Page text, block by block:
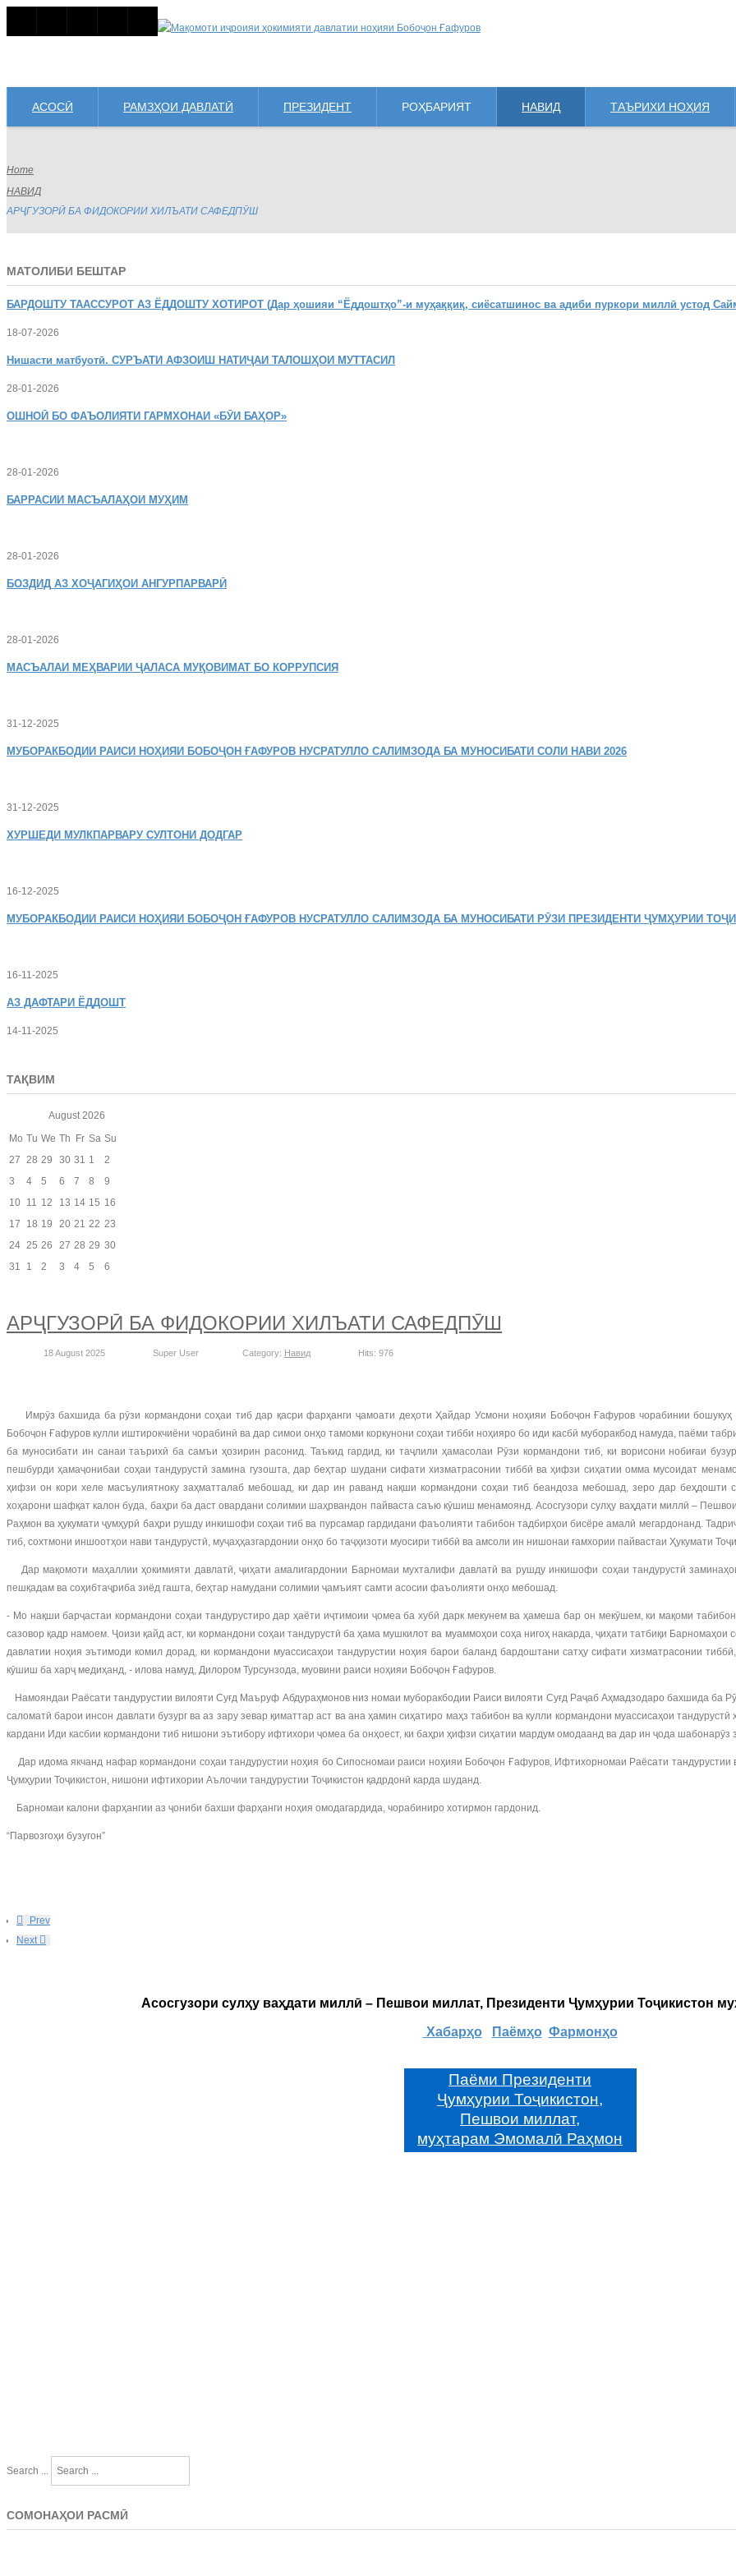
АСОСӢ РАМЗҲОИ ДАВЛАТӢ ПРЕЗИДЕНТ РОҲБАРИЯТ НАВИД ТАЪРИХИ НОҲИЯ
Home
НАВИД
АРҶГУЗОРӢ БА ФИДОКОРИИ ХИЛЪАТИ САФЕДПӮШ
МАТОЛИБИ БЕШТАР
БАРДОШТУ ТААССУРОТ АЗ ЁДДОШТУ ХОТИРОТ (Дар ҳошияи “Ёддоштҳо”-и муҳаққиқ, сиёсатшинос ва адиби пуркори миллӣ устод
18-07-2026
Нишасти матбуотӣ. СУРЪАТИ АФЗОИШ НАТИҶАИ ТАЛОШҲОИ МУТТАСИЛ
28-01-2026
ОШНОӢ БО ФАЪОЛИЯТИ ГАРМХОНАИ «БӮИ БАҲОР»
28-01-2026
БАРРАСИИ МАСЪАЛАҲОИ МУҲИМ
28-01-2026
БОЗДИД АЗ ХОҶАГИҲОИ АНГУРПАРВАРӢ
28-01-2026
МАСЪАЛАИ МЕҲВАРИИ ҶАЛАСА МУҚОВИМАТ БО КОРРУПСИЯ
31-12-2025
МУБОРАКБОДИИ РАИСИ НОҲИЯИ БОБОҶОН ҒАФУРОВ НУСРАТУЛЛО САЛИМЗОДА БА МУНОСИБАТИ СОЛИ НАВИ 2026
31-12-2025
ХУРШЕДИ МУЛКПАРВАРУ СУЛТОНИ ДОДГАР
16-12-2025
МУБОРАКБОДИИ РАИСИ НОҲИЯИ БОБОҶОН ҒАФУРОВ НУСРАТУЛЛО САЛИМЗОДА БА МУНОСИБАТИ РӮЗИ ПРЕЗИДЕНТИ ҶУМҲУРИИ
16-11-2025
АЗ ДАФТАРИ ЁДДОШТ
14-11-2025
ТАҚВИМ
August 2026
Mo Tu We Th Fr Sa Su
27 28 29 30 31 1
2
3
4 5 6 7 8
9
10 11 12 13 14 15 16
17
18 19 20 21 22 23
24 25 26 27 28 29 30
31
1 2 3 4 5 6
АРҶГУЗОРӢ БА ФИДОКОРИИ ХИЛЪАТИ САФЕДПӮШ
18 August 2025 Super User Category: Навид Hits: 976
Имрӯз бахшида ба рӯзи кормандони соҳаи тиб дар қасри фарҳанги ҷамоати деҳоти Ҳайдар Усмони ноҳияи Бобоҷон Ғафуров чорабинии бошукуҳ
Бобоҷон Ғафуров кулли иштирокчиёни чорабинӣ ва дар симои онҳо тамоми коркунони соҳаи тибби ноҳияро бо иди касбӣ муборакбод намуда, паёми
ба муносибати ин санаи таърихӣ ба самъи ҳозирин расонид. Таъкид гардид, ки таҷлили ҳамасолаи Рӯзи кормандони тиб, ки ворисони нобиғаи
пешбурди ҳамаҷонибаи соҳаи тандурустӣ замина гузошта, дар беҳтар шудани сифати хизматрасонии тиббӣ ва ҳифзи сиҳатии омма мусоидат
ҳифзи он кори хеле масъулиятноку заҳматталаб мебошад, ки дар ин раванд нақши кормандони соҳаи тиб беандоза мебошад, зеро дар беҳдошти
хоҳарони шафқат калон буда, баҳри ба даст овардани солимии шаҳрвандон пайваста саъю кӯшиш менамоянд. Асосгузори сулҳу ваҳдати миллӣ –
Раҳмон ва ҳукумати ҷумҳурӣ баҳри рушду инкишофи соҳаи тиб ва пурсамар гардидани фаъолияти табибон тадбирҳои бисёре амалӣ мегардонанд.
тиб, сохтмони иншоотҳои нави тандурустӣ, муҷаҳҳазгардонии онҳо бо таҷҳизоти муосири тиббӣ ва амсоли ин нишонаи ғамхории пайвастаи Ҳукумати
Дар мақомоти маҳаллии ҳокимияти давлатӣ, ҷиҳати амалигардонии Барномаи мухталифи давлатӣ ва рушду инкишофи соҳаи тандурустӣ
пешқадам ва соҳибтаҷриба зиёд гашта, беҳтар намудани солимии ҷамъият самти асосии фаъолияти онҳо мебошад.
- Мо нақши барҷастаи кормандони соҳаи тандурустиро дар ҳаёти иҷтимоии ҷомеа ба хубӣ дарк мекунем ва ҳамеша бар он мекӯшем, ки мақоми
сазовор қадр намоем. Ҷоизи қайд аст, ки кормандони соҳаи тандурустӣ ба ҳама мушкилот ва муаммоҳои соҳа нигоҳ накарда, ҷиҳати татбиқи
давлатии ноҳия эътимоди комил дорад, ки кормандони муассисаҳои тандурустии ноҳия барои баланд бардоштани сатҳу сифати хизматрасонии
кӯшиш ба харҷ медиҳанд, - илова намуд, Дилором Турсунзода, муовини раиси ноҳияи Бобоҷон Ғафуров.
Намояндаи Раёсати тандурустии вилояти Суғд Маъруф Абдураҳмонов низ номаи муборакбодии Раиси вилояти Суғд Раҷаб Аҳмадзодаро бахшида ба
саломатӣ барои инсон давлати бузург ва аз зару зевар қиматтар аст ва ана ҳамин сиҳатиро маҳз табибон ва кулли кормандони муассисаҳои
кардани Иди касбии кормандони тиб нишони эътибору ифтихори ҷомеа ба онҳоест, ки баҳри ҳифзи сиҳатии мардум омодаанд ва дар ин ҷода шабонарӯз
Дар идома якчанд нафар кормандони соҳаи тандурустии ноҳия бо Сипосномаи раиси ноҳияи Бобоҷон Ғафуров, Ифтихорномаи Раёсати тандурустии
Ҷумҳурии Тоҷикистон, нишони ифтихории Аълочии тандурустии Тоҷикистон қадрдонӣ карда шуданд.
Барномаи калони фарҳангии аз ҷониби бахши фарҳанги ноҳия омодагардида, чорабиниро хотирмон гардонид.
“Парвозгоҳи бузугон”
Prev
Next
Асосгузори сулҳу ваҳдати миллӣ – Пешвои миллат, Президенти Ҷумҳурии Тоҷикистон
Хабарҳо Паёмҳо Фармонҳо
Паёми Президенти
Ҷумҳурии Тоҷикистон,
Пешвои миллат,
муҳтарам Эмомалӣ Раҳмон
Search ...
СОМОНАҲОИ РАСМӢ